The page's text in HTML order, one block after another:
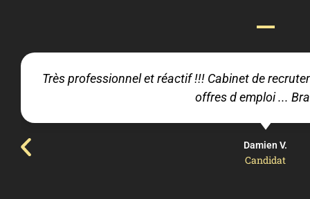
Très professionnel et réactif !!! Cabinet de
offres d emploi ...
Damien V.
Candidat